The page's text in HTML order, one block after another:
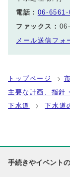
電話： 06-6561-
ファックス：
メール送信フォ
トップページ
主要な計画、指針
下水道
下水道
手続きやイベント